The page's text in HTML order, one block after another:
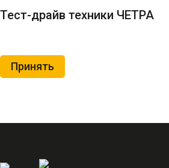
Тест-драйв техники ЧЕТРА
Принять